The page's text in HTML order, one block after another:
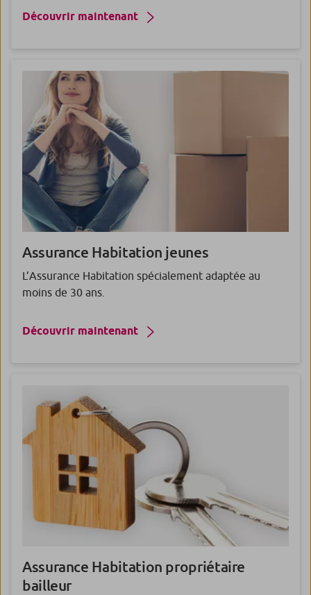
Découvrir maintenant
Assurance Habitation jeunes
L’Assurance Habitation spécialement adaptée au
moins de 30 ans.
Découvrir maintenant
Assurance Habitation propriétaire
bailleur